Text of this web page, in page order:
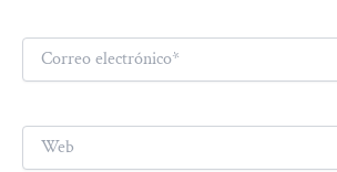
Correo
electrónico*
Web